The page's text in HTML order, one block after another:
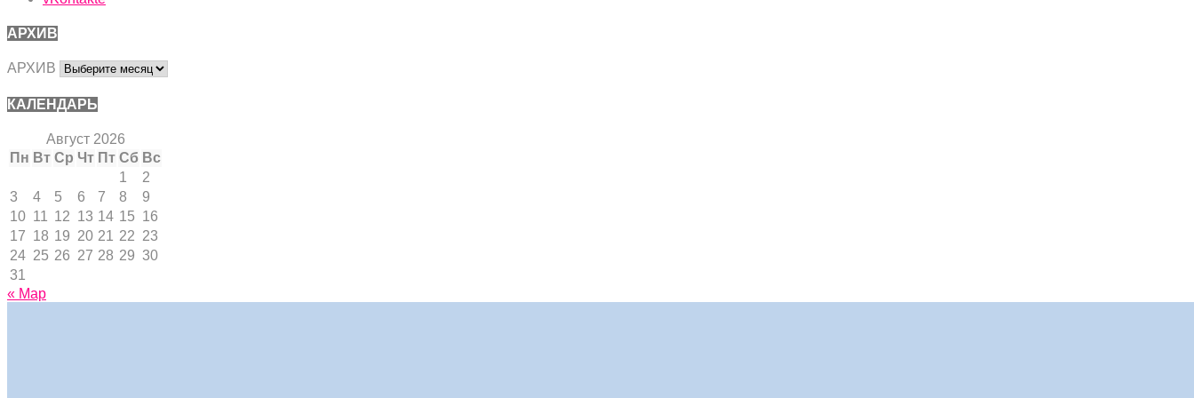
АРХИВ
АРХИВ
КАЛЕНДАРЬ
Август 2026
Пн Вт Ср Чт Пт Сб Вс
1
2
3
4 5 6 7 8
9
10 11 12 13 14 15 16
17 18 19 20 21 22 23
24 25 26 27 28 29 30
31
« Мар